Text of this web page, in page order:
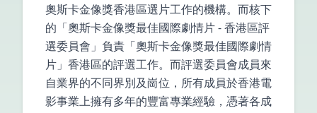
奧斯卡金像獎香港區選片工作的機構。而核下
的「奧斯卡金像獎最佳國際劇情片 - 香港區評
選委員會」負責「奧斯卡金像獎最佳國際劇情
片」香港區的評選工作。而評選委員會成員來
自業界的不同界別及崗位，所有成員於香港電
影事業上擁有多年的豐富專業經驗，憑著各成